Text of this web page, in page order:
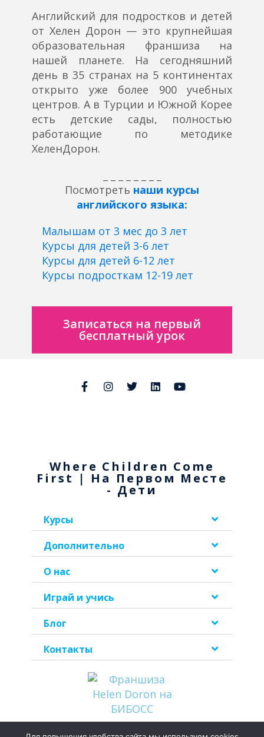
Английский для подростков и детей
от Хелен Дорон — это крупнейшая
образовательная франшиза на
нашей планете. На сегодняшний
день в 35 странах на 5 континентах
открыто уже более 900 учебных
центров. А в Турции и Южной Корее
есть детские сады, полностью
работающие по методике
ХеленДорон.
Посмотреть наши курсы
английского языка:
Малышам от 3 мес до 3 лет
Курсы для детей 3-6 лет
Курсы для детей 6-12 лет
Курсы подросткам 12-19 лет
Записаться на первый
бесплатный урок
Where Children Come
First | На Первом Месте
- Дети
Курсы
Дополнительно
О нас
Играй и учись
Блог
Контакты